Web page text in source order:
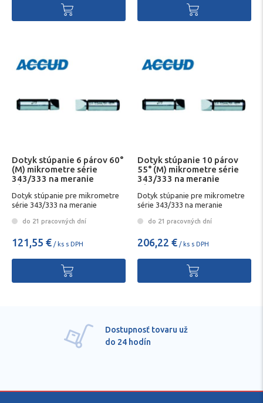
Dotyk stúpanie 6 párov 60°
(M) mikrometre série
343/333 na meranie
závitov
Dotyk stúpanie pre mikrometre
série 343/333 na meranie
do 21 pracovných dní
121,55 € / ks s DPH
Dotyk stúpanie 10 párov
55° (M) mikrometre série
343/333 na meranie
závitov
Dotyk stúpanie pre mikrometre
série 343/333 na meranie
do 21 pracovných dní
206,22 € / ks s DPH
Pre každú položku
technické kvalifikované